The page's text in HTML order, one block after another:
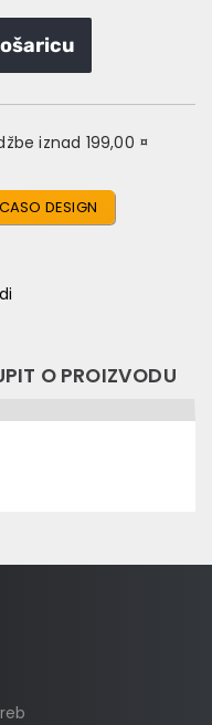
iznad 199,00 ¤
CASO DESIGN
O PROIZVODU